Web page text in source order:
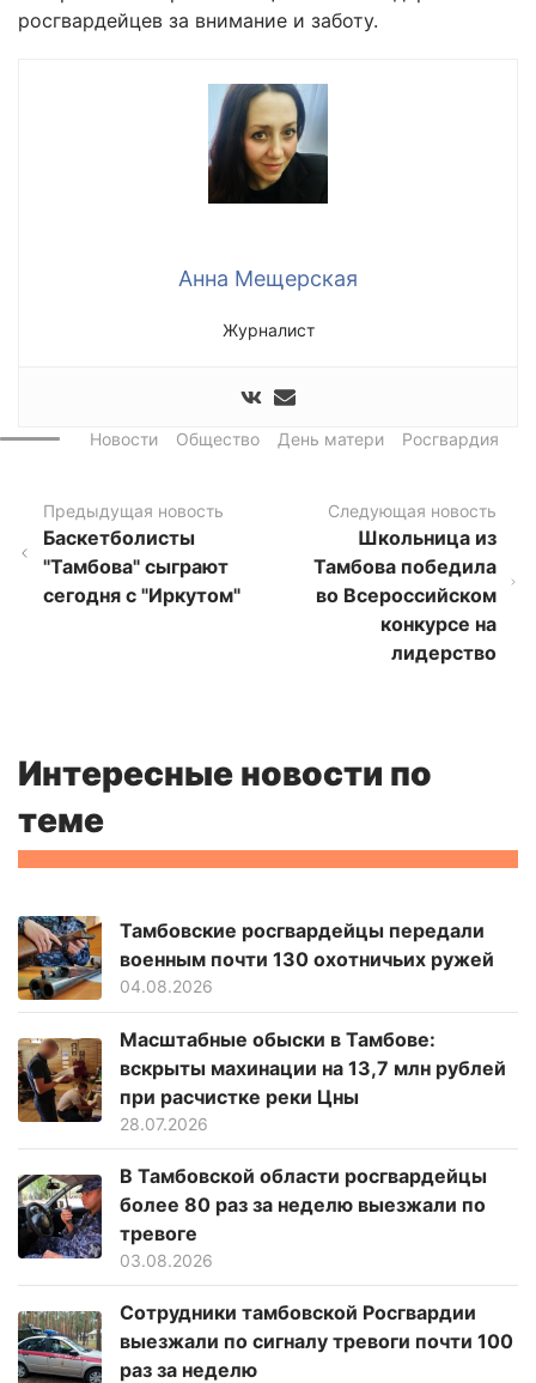
росгвардейцев за внимание и заботу.
Анна Мещерская
Журналист
Новости Общество День матери Росгвардия
Предыдущая новость
Баскетболисты
"Тамбова" сыграют
сегодня с "Иркутом"
Следующая новость
Школьница из
Тамбова победила
во Всероссийском
конкурсе на
лидерство
Интересные новости по
теме
Тамбовские росгвардейцы передали
военным почти 130 охотничьих ружей
04.08.2026
Масштабные обыски в Тамбове:
вскрыты махинации на 13,7 млн рублей
при расчистке реки Цны
28.07.2026
В Тамбовской области росгвардейцы
более 80 раз за неделю выезжали по
тревоге
03.08.2026
Сотрудники тамбовской Росгвардии
выезжали по сигналу тревоги почти 100
раз за неделю